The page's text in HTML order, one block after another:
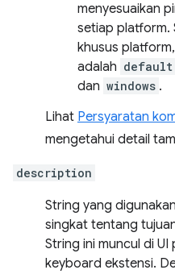
menyesuaikan
setiap platform.
khusus
adalah default
dan windows .
Lihat Persyaratan
mengetahui detail
description
String yang
singkat tentang
String ini muncul di
keyboard ekstensi.